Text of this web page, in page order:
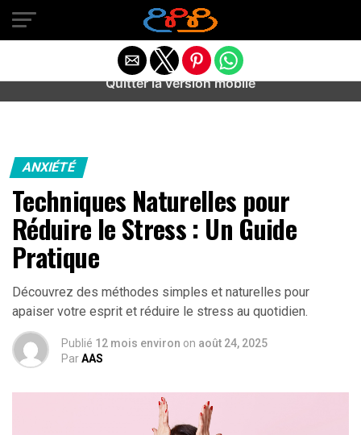
Warning
: preg_match(): Unknown modifier '/' in
/home/u589487443/domains/aideanxietestress.fr/
content/plugins/idev-post-views/includes/class-bots.php
ANXIÉTÉ
Techniques Naturelles pour
Réduire le Stress : Un Guide
Pratique
Découvrez des méthodes simples et naturelles pour
apaiser votre esprit et réduire le stress au quotidien.
Publié 12 mois environ on août 24, 2025
ParAAS
Quitter la version mobile